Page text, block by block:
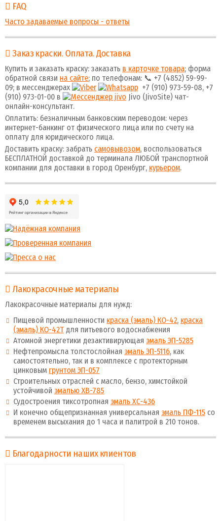
FAQ
Часто задаваемые вопросы - ответы
Заказ краски. Оплата. Доставка
Купить и заказать краску: заказать в карточке товара; форма
обратной связи на сайте; по телефонам: 📞 +7 (4852) 59-99-
09; в мессенджерах
+7 (910) 973-59-08, +7
(910) 973-01-00 в
Jivo (JivoSite) чат-
онлайн-консультант.
Оплатить: безналичным банковским переводом: через
интернет-банкинг от физического лица или по счету на
оплату для юридического лица.
Доставить краску: забрать самовывозом, воспользоваться
БЕСПЛАТНОЙ доставкой до терминала ЛЮБОЙ транспортной
компании для доставки в город Оренбург, курьером.
Лакокрасочные материалы
Лакокрасочные материалы для нужд:
Пищевой промышленности краска (эмаль) КО-42, краска
(эмаль) КО-42Тдля питьевого водоснабжения
Атомной энергетики дезактивирующая эмаль ЭП-5285
Нефтепромысла толстослойная эмаль ЭП-5116, как
самостоятельно, так и в комплексе с протекторным
цинковым грунтом ЭП-057
Строительных отраслей с масло, бензо, химстойкой
устойчивой эмалью ХВ-785
Судостроения тиксотропная эмаль ХС-436
И конечно общепризнанная универсальная эмаль ПФ-115 со
временем высыхания до 1 часа и палитрой в 210 тонов.
Благодарности наших клиентов